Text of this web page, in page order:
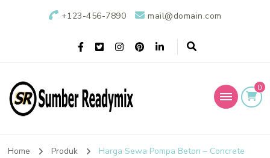
+123-456-7890 mail@domain.com
Sumber Readymix
0
Home Produk
Harga Sewa Pompa Beton – Concrete